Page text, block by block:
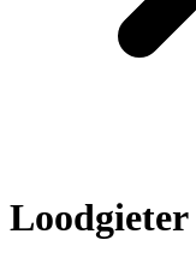
Loodgieter